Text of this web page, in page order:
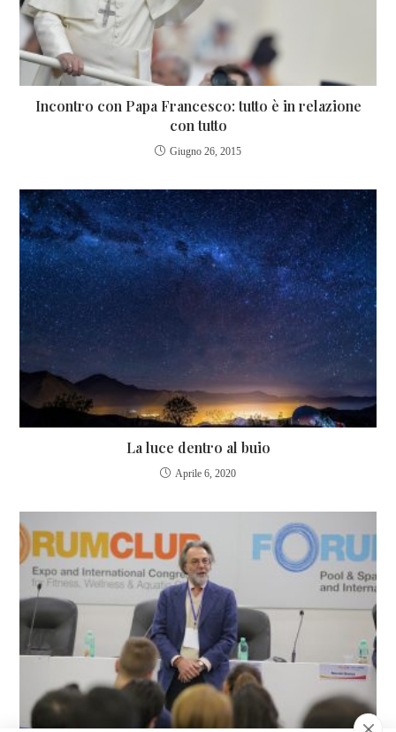
Incontro con Papa Francesco: tutto è in relazione
con tutto
Giugno 26, 2015
La luce dentro al buio
Aprile 6, 2020